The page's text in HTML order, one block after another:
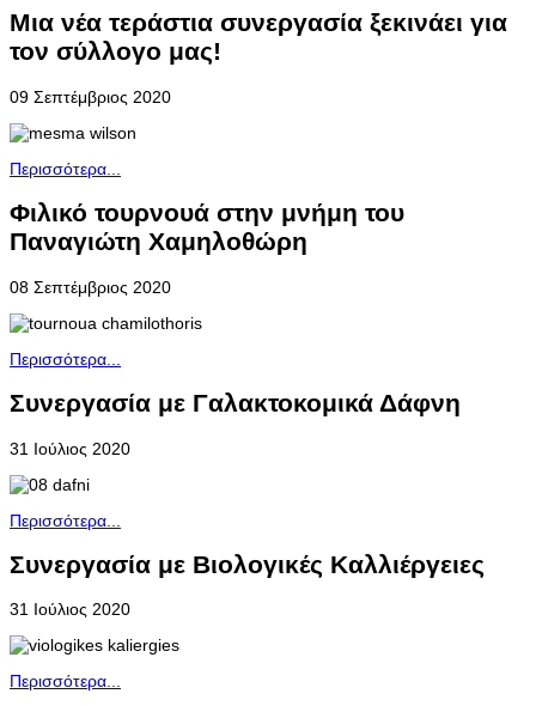
Μια νέα τεράστια συνεργασία ξεκινάει για
τον σύλλογο μας!
09 Σεπτέμβριος 2020
Περισσότερα...
Φιλικό τουρνουά στην μνήμη του
Παναγιώτη Χαμηλοθώρη
08 Σεπτέμβριος 2020
Περισσότερα...
Συνεργασία με Γαλακτοκομικά Δάφνη
31 Ιούλιος 2020
Περισσότερα...
Συνεργασία με Βιολογικές Καλλιέργειες
31 Ιούλιος 2020
Περισσότερα...